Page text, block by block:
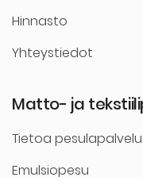
Hinnasto
Yhteystiedot
Matto- ja
Tietoa
Emulsiopesu